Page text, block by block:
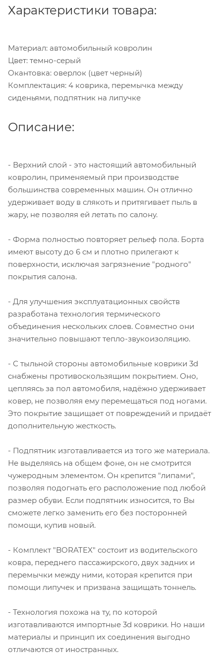
Характеристики товара:
Материал: автомобильный ковролин
Цвет: темно-серый
Окантовка: оверлок (цвет черный)
Комплектация: 4 коврика, перемычка между
сиденьями, подпятник на липучке
Описание:
- Верхний слой - это настоящий автомобильный
ковролин, применяемый при производстве
большинства современных машин. Он отлично
удерживает воду в слякоть и притягивает пыль в
жару, не позволяя ей летать по салону.
- Форма полностью повторяет рельеф пола. Борта
имеют высоту до 6 см и плотно прилегают к
поверхности, исключая загрязнение "родного"
покрытия салона.
- Для улучшения эксплуатационных свойств
разработана технология термического
объединения нескольких слоев. Совместно они
значительно повышают тепло-звукоизоляцию.
- С тыльной стороны автомобильные коврики 3d
снабжены противоскользящим покрытием. Оно,
цепляясь за пол автомобиля, надёжно удерживает
ковер, не позволяя ему перемещаться под ногами.
Это покрытие защищает от повреждений и придаёт
дополнительную жесткость.
- Подпятник изготавливается из того же материала.
Не выделяясь на общем фоне, он не смотрится
чужеродным элементом. Он крепится "липами",
позволяя подогнать его расположение под любой
размер обуви. Если подпятник износится, то Вы
сможете легко заменить его без посторонней
помощи, купив новый.
- Комплект "BORATEX" состоит из водительского
ковра, переднего пассажирского, двух задних и
перемычки между ними, которая крепится при
помощи липучек и призвана защищать тоннель.
- Технология похожа на ту, по которой
изготавливаются импортные 3d коврики. Но наши
материалы и принцип их соединения выгодно
отличаются от иностранных.